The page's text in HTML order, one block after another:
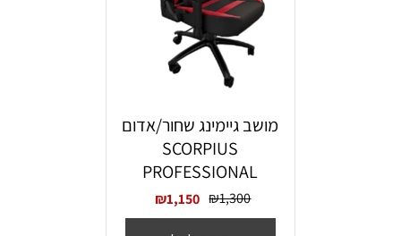
מושב גיימינג שחור/אדום
SCORPIUS
PROFESSIONAL
₪1,300
₪1,150